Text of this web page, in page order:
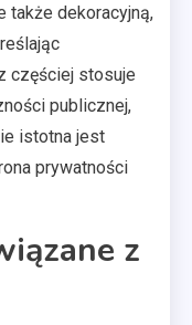
także dekoracyjną,
częściej stosuje
publicznej,
istotna jest
prywatności
z